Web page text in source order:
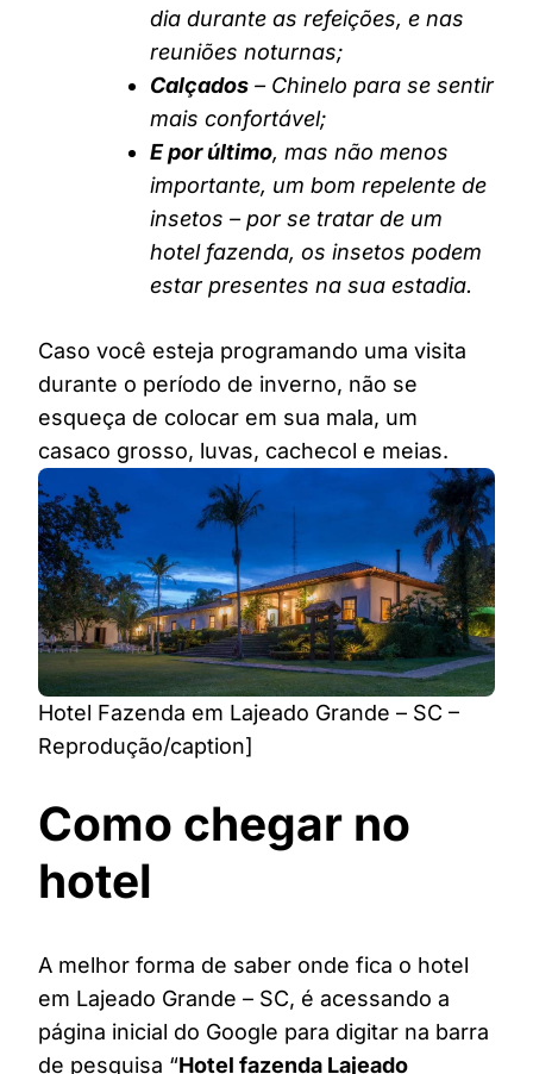
dia durante as refeições, e nas
reuniões noturnas;
Calçados – Chinelo para se sentir
mais confortável;
E por último, mas não menos
importante, um bom repelente de
insetos – por se tratar de um
hotel fazenda, os insetos podem
estar presentes na sua estadia.
Caso você esteja programando uma visita
durante o período de inverno, não se
esqueça de colocar em sua mala, um
casaco grosso, luvas, cachecol e meias.
Hotel Fazenda em Lajeado Grande – SC –
Reprodução/caption]
Como chegar no
hotel
A melhor forma de saber onde fica o hotel
em Lajeado Grande – SC, é acessando a
página inicial do Google para digitar na barra
de pesquisa “Hotel fazenda Lajeado